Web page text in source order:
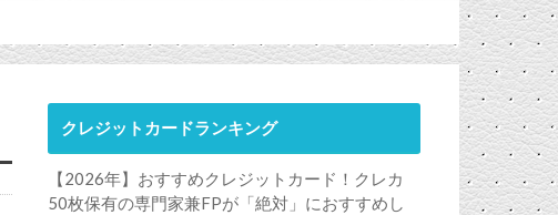
クレジットカードランキング
【2026年】おすすめクレジットカード！クレカ
50枚保有の専門家兼FPが「絶対」におすすめし